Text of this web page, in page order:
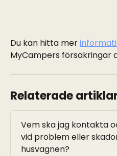
Du kan hitta mer
MyCampers försäkringar
Relaterade
Vem ska jag kontakta
vid problem eller
husvagnen?